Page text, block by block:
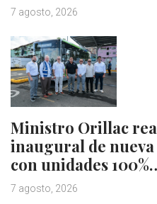
7 agosto, 2026
Ministro Orillac
inaugural de
con unidades
7 agosto, 2026